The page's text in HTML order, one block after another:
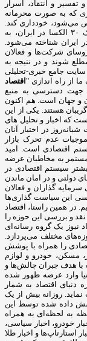
و انتقاد، اسرار
که به صورت محرمانه
می‌شود، خودداری کند.
اقتصاد آنلاین با رنک ۳۰ الکسا در ایران، به
ایران شناخته می‌شود.
شرکت‌ها و فعالان
شوند و در نتیجه به
سایت جامع خبری-تحلیلی
اقتصاد
جهت دسترسی به منبع
و جهان است. هم اکنون
هستند. یکی از این
که اخبار و تحلیل های
در اختیار آنان
عدم تحرک بازار
اقتصادی است. امید
به مخاطبان عرضه
سیستم اقتصادی در
دولتی و در امان ماندن
گذاران و فعالان
این سیاست گذاری‌ها
در همین راستا، اقتصاد
و بررسی این حوزه را
نیوز یک گروه رسانه‌ای
مختلف می‌پردازد.
را همراه با پوشش
مسکن، خودرو و لوازم
با هدف جبران چالش‌ها و
وارد عرضه ظهور شده
دنیای اقتصاد به شمار
ایران را کسب نماید. روزانه بیش از یک
داده شده توسط این
به لحظه‌ای به همراه
خودرو، اخبار سیاسی،
استارتاپ‌ها و اخبار طلا